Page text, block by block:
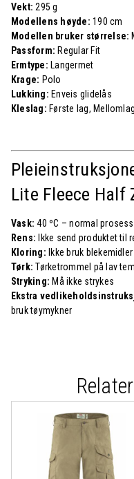
Vekt:295 g
Modellens høyde:190 cm
Modellen bruker størrelse:
Passform: Regular Fit
Ermtype: Langermet
Krage: Polo
Lukking: Enveis glidelås
Kleslag: Første lag, Mellomlag
Lite Fleece Half
Vask:40 ºC – normal prosess
Rens:
Ikke send produktet til
Kloring: Ikke bruk blekemidler
Tørk:Tørketrommel på lav
Stryking: Må ikke strykes
Ekstra
bruk tøymykner